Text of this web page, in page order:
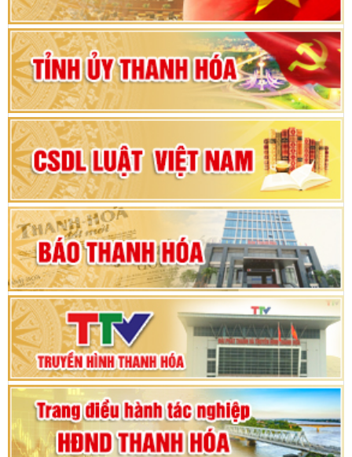
Bộ Chính trị duyệt nội dung Đại hội đại biểu
Đảng bộ tỉnh Thanh Hóa lần thứ XX, nhiệm kỳ
2025 - 2030
Đại hội đại biểu Đảng bộ xã Yên Thọ lần thứ I,
nhiệm kỳ 2025 – 2030
Đại hội Đảng bộ xã Yên Ninh lần thứ nhất,
nhiệm kỳ 2025 - 2030
Khai mạc Kỳ họp bất thường lần thứ 9, Quốc
hội khóa XV
Phiên thảo luận Kỳ họp thứ 24, HĐND tỉnh
Thanh Hóa khóa XVIII, nhiệm kỳ 2021 - 2026
Bế mạc Kỳ họp thứ hai bốn, Hội đồng nhân dân
tỉnh khoá XVIII